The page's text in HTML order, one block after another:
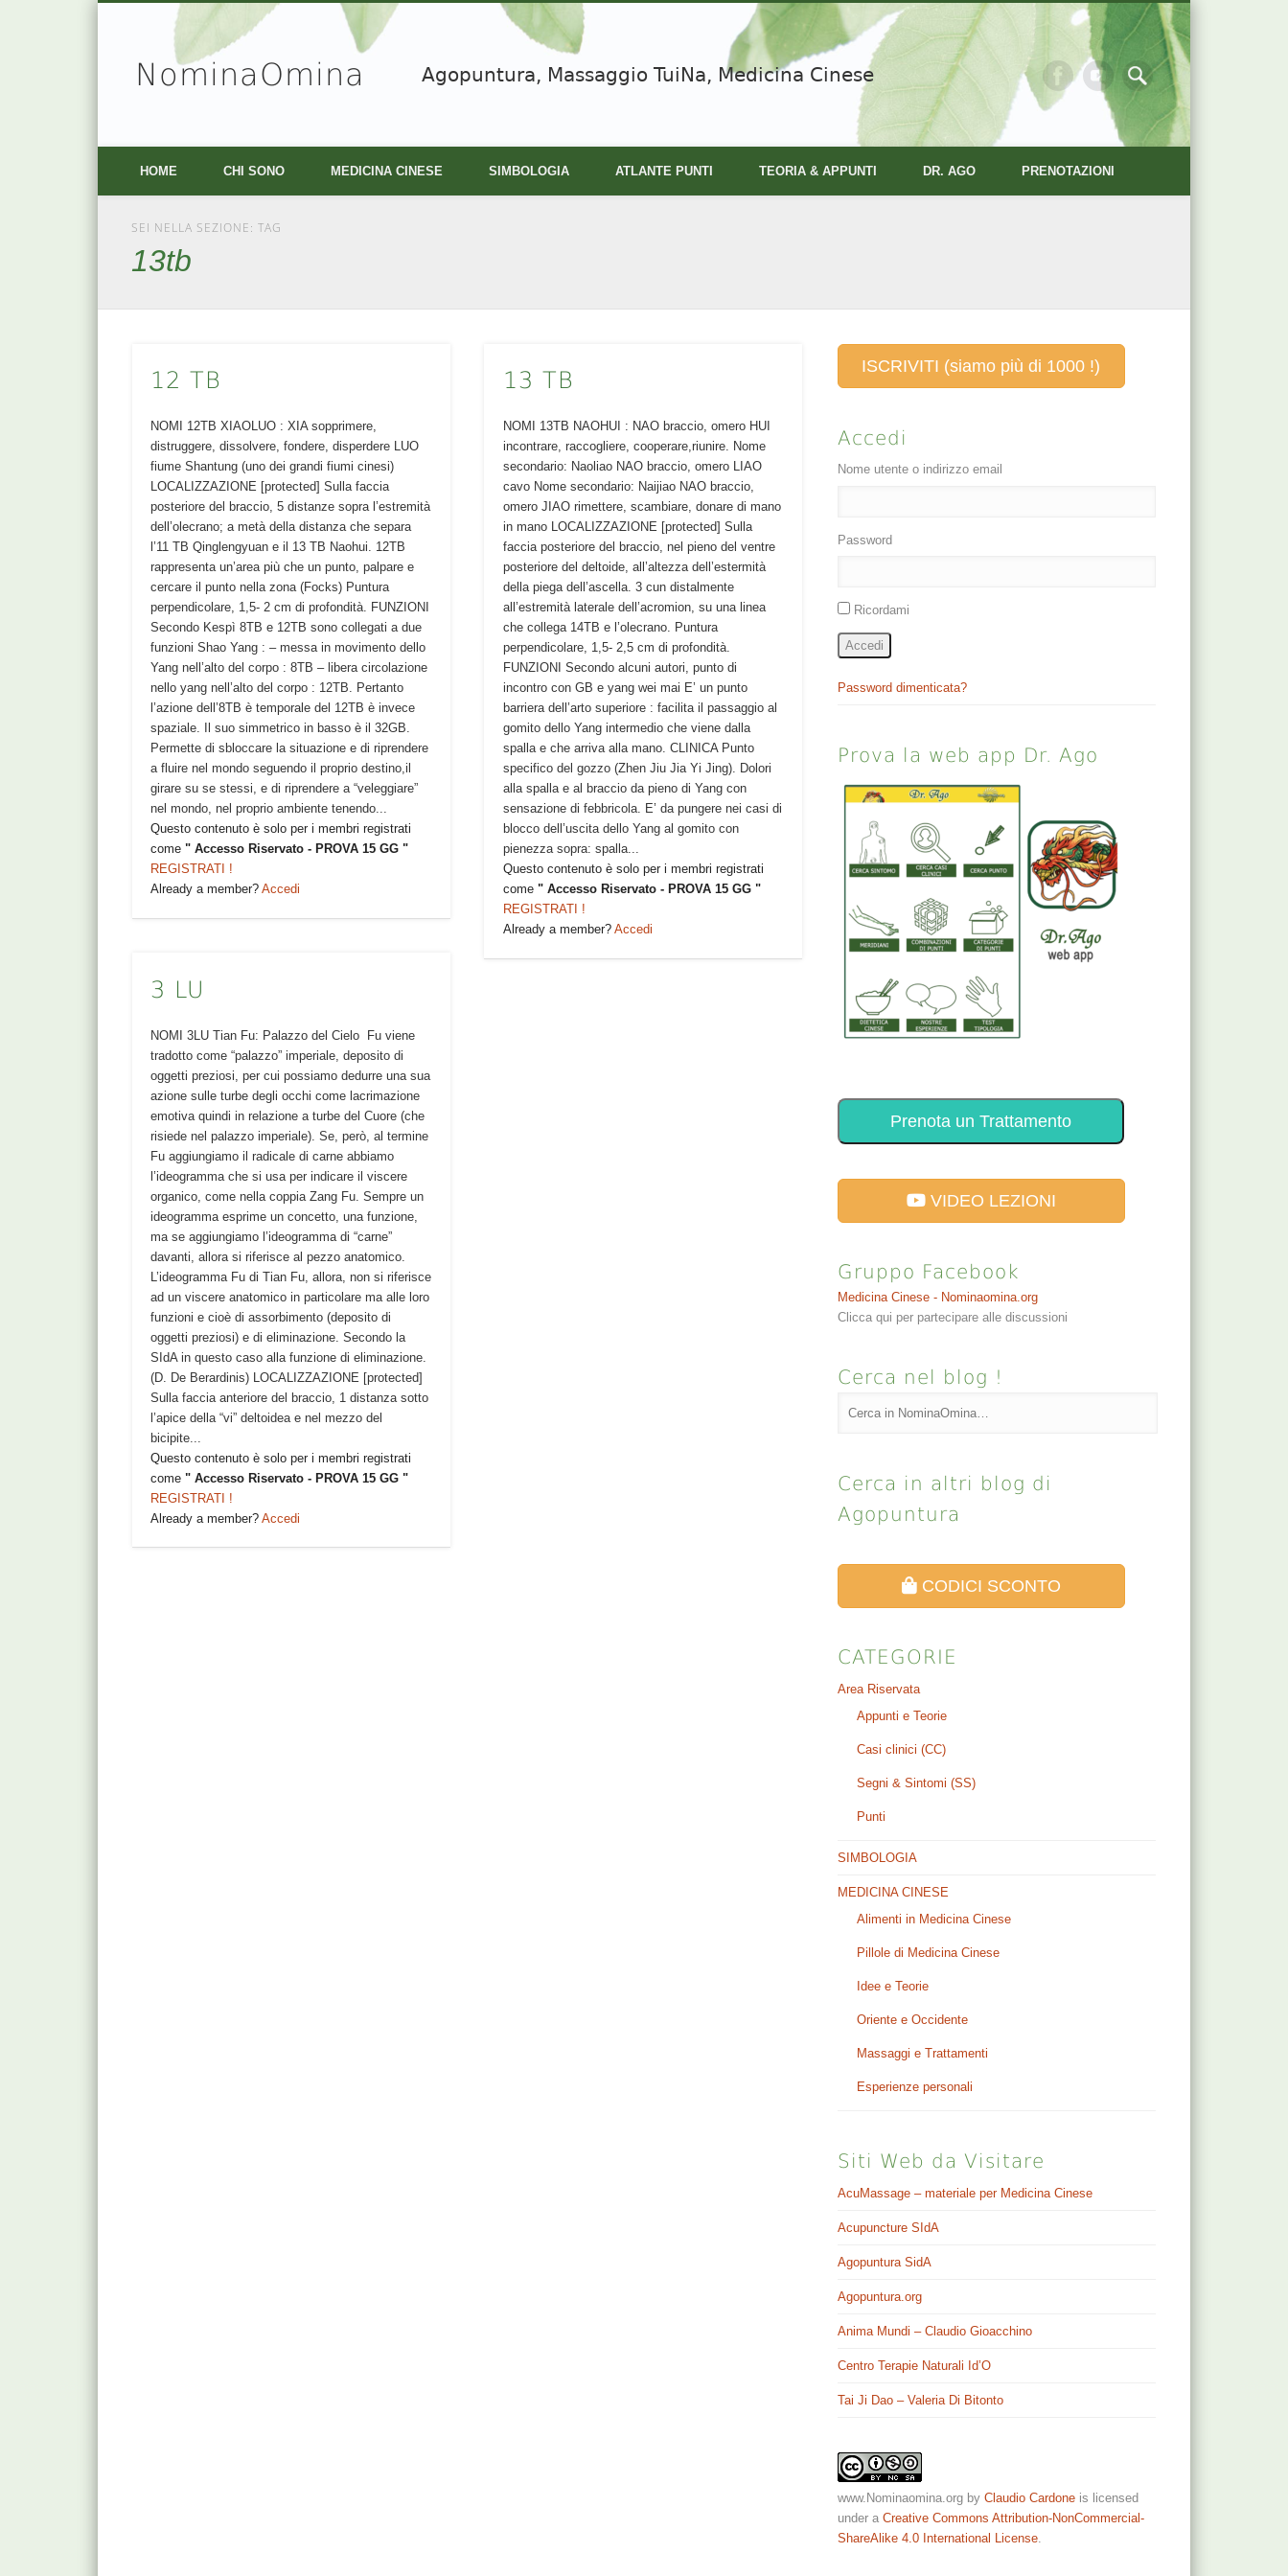
NominaOmina Agopuntura, Massaggio TuiNa, Medicina Cinese
Vimeo
HOME CHI SONO MEDICINA CINESE SIMBOLOGIA ATLANTE PUNTI TEORIA & APPUNTI DR. AGO PRENOTAZIONI
SEI NELLA SEZIONE: TAG
13tb
12 TB
NOMI 12TB XIAOLUO : XIA sopprimere,
distruggere, dissolvere, fondere, disperdere LUO
fiume Shantung (uno dei grandi fiumi cinesi)
LOCALIZZAZIONE [protected] Sulla faccia
posteriore del braccio, 5 distanze sopra l’estremità
dell’olecrano; a metà della distanza che separa
l’11 TB Qinglengyuan e il 13 TB Naohui. 12TB
rappresenta un’area più che un punto, palpare e
cercare il punto nella zona (Focks) Puntura
perpendicolare, 1,5- 2 cm di profondità. FUNZIONI
Secondo Kespì 8TB e 12TB sono collegati a due
funzioni Shao Yang : – messa in movimento dello
Yang nell’alto del corpo : 8TB – libera circolazione
nello yang nell’alto del corpo : 12TB. Pertanto
l’azione dell’8TB è temporale del 12TB è invece
spaziale. Il suo simmetrico in basso è il 32GB.
Permette di sbloccare la situazione e di riprendere
a fluire nel mondo seguendo il proprio destino,il
girare su se stessi, e di riprendere a “veleggiare”
nel mondo, nel proprio ambiente tenendo...
Questo contenuto è solo per i membri registrati
come" Accesso Riservato - PROVA 15 GG "
REGISTRATI !
Already a member?Accedi
13 TB
NOMI 13TB NAOHUI : NAO braccio, omero HUI
incontrare, raccogliere, cooperare,riunire. Nome
secondario: Naoliao NAO braccio, omero LIAO
cavo Nome secondario: Naijiao NAO braccio,
omero JIAO rimettere, scambiare, donare di mano
in mano LOCALIZZAZIONE [protected] Sulla
faccia posteriore del braccio, nel pieno del ventre
posteriore del deltoide, all’altezza dell’estermità
della piega dell’ascella. 3 cun distalmente
all’estremità laterale dell’acromion, su una linea
che collega 14TB e l’olecrano. Puntura
perpendicolare, 1,5- 2,5 cm di profondità.
FUNZIONI Secondo alcuni autori, punto di
incontro con GB e yang wei mai E’ un punto
barriera dell’arto superiore : facilita il passaggio al
gomito dello Yang intermedio che viene dalla
spalla e che arriva alla mano. CLINICA Punto
specifico del gozzo (Zhen Jiu Jia Yi Jing). Dolori
alla spalla e al braccio da pieno di Yang con
sensazione di febbricola. E’ da pungere nei casi di
blocco dell’uscita dello Yang al gomito con
pienezza sopra: spalla...
Questo contenuto è solo per i membri registrati
come " Accesso Riservato - PROVA 15 GG "
REGISTRATI !
Already a member? Accedi
3 LU
NOMI 3LU Tian Fu: Palazzo del Cielo Fu viene
tradotto come “palazzo” imperiale, deposito di
oggetti preziosi, per cui possiamo dedurre una sua
azione sulle turbe degli occhi come lacrimazione
emotiva quindi in relazione a turbe del Cuore (che
risiede nel palazzo imperiale). Se, però, al termine
Fu aggiungiamo il radicale di carne abbiamo
l’ideogramma che si usa per indicare il viscere
organico, come nella coppia Zang Fu. Sempre un
ideogramma esprime un concetto, una funzione,
ma se aggiungiamo l’ideogramma di “carne”
davanti, allora si riferisce al pezzo anatomico.
L’ideogramma Fu di Tian Fu, allora, non si riferisce
ad un viscere anatomico in particolare ma alle loro
funzioni e cioè di assorbimento (deposito di
oggetti preziosi) e di eliminazione. Secondo la
SIdA in questo caso alla funzione di eliminazione.
(D. De Berardinis) LOCALIZZAZIONE [protected]
Sulla faccia anteriore del braccio, 1 distanza sotto
l’apice della “vi” deltoidea e nel mezzo del
bicipite...
Questo contenuto è solo per i membri registrati
come" Accesso Riservato - PROVA 15 GG "
REGISTRATI !
Already a member?Accedi
ISCRIVITI (siamo più di 1000 !)
Accedi
Nome utente o indirizzo email
Password
Ricordami
Accedi
Password dimenticata?
Prova la web app Dr. Ago
Prenota un Trattamento
VIDEO LEZIONI
Gruppo Facebook
Medicina Cinese - Nominaomina.org
Clicca qui per partecipare alle discussioni
Cerca nel blog !
Cerca in altri blog di
Agopuntura
CODICI SCONTO
CATEGORIE
Area Riservata
Appunti e Teorie
Casi clinici (CC)
Segni & Sintomi (SS)
Punti
SIMBOLOGIA
MEDICINA CINESE
Alimenti in Medicina Cinese
Pillole di Medicina Cinese
Idee e Teorie
Oriente e Occidente
Massaggi e Trattamenti
Esperienze personali
Siti Web da Visitare
AcuMassage – materiale per Medicina Cinese
Acupuncture SIdA
Agopuntura SidA
Agopuntura.org
Anima Mundi – Claudio Gioacchino
Centro Terapie Naturali Id’O
Tai Ji Dao – Valeria Di Bitonto
www.Nominaomina.org byClaudio Cardone is licensed
under aCreative Commons Attribution-NonCommercial-
ShareAlike 4.0 International License